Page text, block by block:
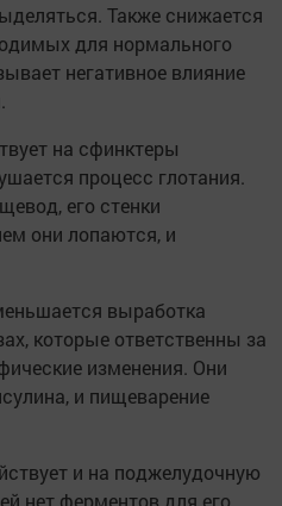
Также снижается
для нормального
негативное влияние
на сфинктеры
процесс глотания.
его стенки
они лопаются, и
выработка
которые ответственны за
изменения. Они
и пищеварение
и на поджелудочную
нет ферментов для его